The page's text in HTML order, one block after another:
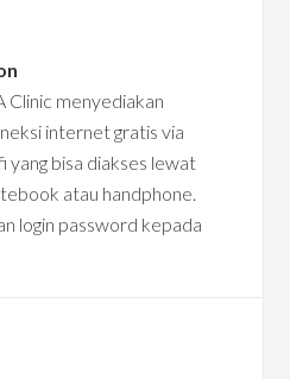
Clinic menyediakan
internet gratis via
yang bisa diakses lewat
atau handphone.
login password kepada